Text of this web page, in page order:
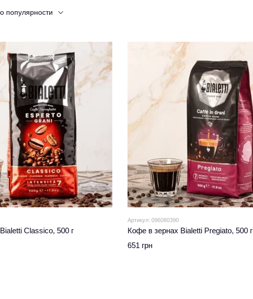
популярности
Classico, 500 г
Артикул: 096080390
Кофе в зернах Bialetti Pregiato, 500 г
651 грн